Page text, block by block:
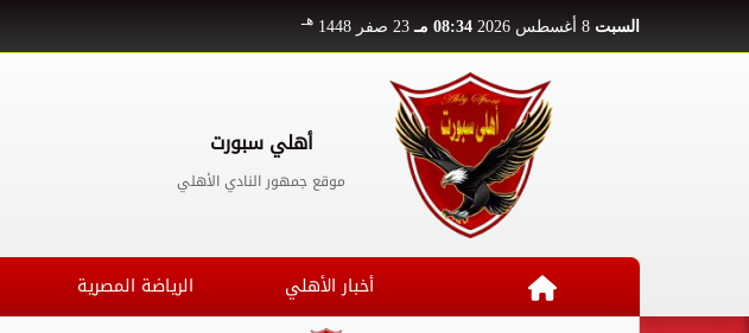
السبت 08:34 مـ 23 صفر 1448 هـ
أهلي سبورت
موقع جمهور النادي الأهلي
أخبار الأهلي الرياضة المصرية